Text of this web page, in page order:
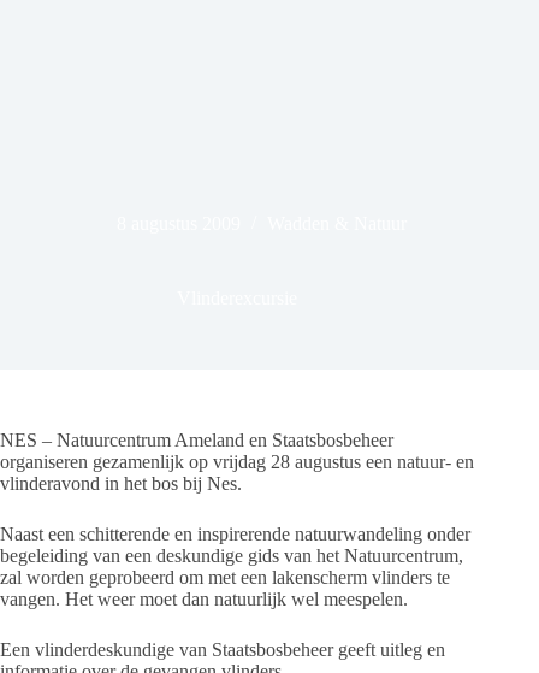
NES – Natuurcentrum Ameland en Staatsbosbeheer
organiseren gezamenlijk op vrijdag 28 augustus een natuur- en
vlinderavond in het bos bij Nes.
Naast een schitterende en inspirerende natuurwandeling onder
begeleiding van een deskundige gids van het Natuurcentrum,
zal worden geprobeerd om met een lakenscherm vlinders te
vangen. Het weer moet dan natuurlijk wel meespelen.
Een vlinderdeskundige van Staatsbosbeheer geeft uitleg en